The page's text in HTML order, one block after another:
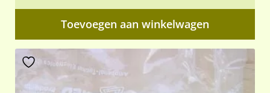
Toevoegen aan winkelwagen